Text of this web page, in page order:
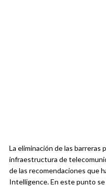
La eliminación de las barreras
infraestructura de
de las recomendaciones que
Intelligence. En este punto